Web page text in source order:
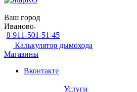
Ваш город
Иваново
8-911-501-51-45
Калькулятор дымохода
Магазины
Вконтакте
Услуги